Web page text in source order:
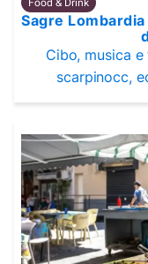
Food & Drink
Sagre
Cibo, musica
scarpinocc,